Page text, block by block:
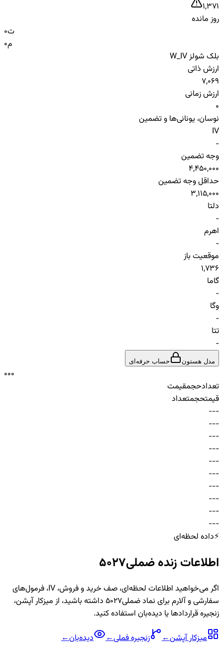
1,371
روز مانده
0ت
0م
بلک شولز W_IV
ارزش ذاتی
7,069
ارزش زمانی
0
نوسان، یونانی‌ها و تضمین
IV
-
وجه تضمین
4,450,000
حداقل وجه تضمین
3,115,000
دلتا
-
اهرم
-
موقعیت باز
1,736
گاما
-
وگا
-
تتا
-
مدل هستون حساب حرفه‌ای
000
تعدادحجمقیمت
قیمتحجمتعداد
-
-
-
-
-
-
-
-
-
-
-
-
-
-
-
-
-
-
-
-
-
-
-
-
-
-
-
-
-
-
⚡داده لحظه‌ای
اطلاعات زندهضملی5027
اگر می‌خواهید اطلاعات لحظه‌ای، صف خرید و فروش، IV، فرمول‌های
سفارشی و آلارم برای نمادضملی5027
داشته باشید، از میزکار آپشن،
زنجیره قراردادها یا دیده‌بان استفاده کنید.
میزکار آپشن← زنجیرهفملی← دیده‌بان←